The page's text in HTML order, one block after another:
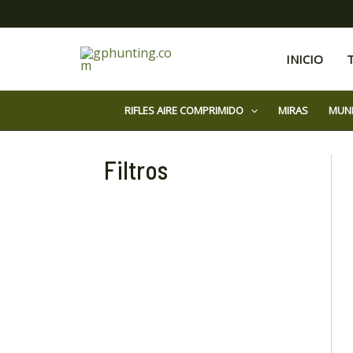
al
INICIO
RIFLES AIRE COMPRIMIDO MIRAS
Filtros